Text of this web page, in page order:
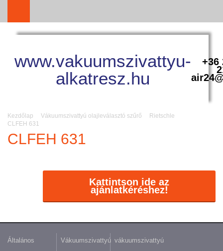
www.vakuumszivattyu-
alkatresz.hu
+36
Kezdőlap Vákuumszivattyú olajleválasztó szűrő
Rietschle
CLFEH 631
CLFEH 631
Kattintson ide az
ajánlatkéréshez!
Általános
Vákuumszivattyú vákuumszivattyú